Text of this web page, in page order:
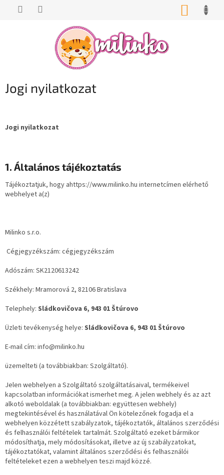
KOSÁR
Jogi nyilatkozat
Jogi nyilatkozat
1. Általános tájékoztatás
Tájékoztatjuk, hogy ahttps://www.milinko.hu internetcímen elérhető
webhelyet a(z)
Milinko s.r.o.
Cégjegyzékszám: cégjegyzékszám
Adószám: SK2120613242
Székhely: Mramorová 2, 82106 Bratislava
Telephely: Sládkovičova 6, 943 01 Štúrovo
Üzleti tevékenység helye: Sládkovičova 6, 943 01 Štúrovo
E-mail cím: info@milinko.hu
üzemelteti (a továbbiakban: Szolgáltató).
Jelen webhelyen a Szolgáltató szolgáltatásaival, termékeivel
kapcsolatban információkat ismerhet meg. A jelen webhely és az azt
alkotó weboldalak (a továbbiakban: együttesen webhely)
megtekintésével és használatával Ön kötelezőnek fogadja el a
webhelyen közzétett szabályzatok, tájékoztatók, általános szerződési
és felhasználói feltételek tartalmát. Szolgáltató ezeket bármikor
módosíthatja, mely módosításokat, illetve az új szabályzatokat,
tájékoztatókat, valamint általános szerződési és felhasználói
feltételeket ezen a webhelyen teszi majd közzé.